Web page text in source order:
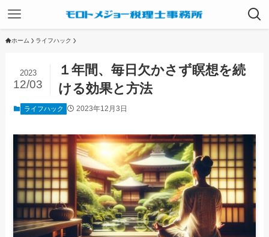
ホーム ライフハック
１年間、毎日欠かさず瞑想を続
ける効果と方法
2023
12/03
ライフハック 2023年12月3日